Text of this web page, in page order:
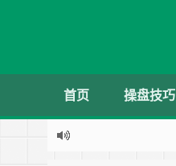
首页 操盘技巧